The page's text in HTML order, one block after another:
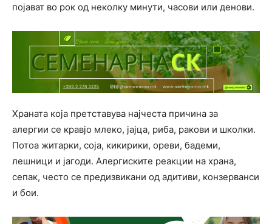
појават во рок од неколку минути, часови или денови.
Храната која претставува најчеста причина за
алергии се кравјо млеко, јајца, риба, ракови и школки.
Потоа житарки, соја, кикирики, ореви, бадеми,
лешници и јагоди. Алергиските реакции на храна,
сепак, често се предизвикани од адитиви, конзерванси
и бои.